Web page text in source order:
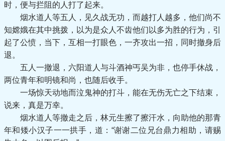
时，便与拦阻的人打了起来。
烟水道人等五人，见久战无功，而越打人越多，他们尚不
知嫦娥在其中挑拨，以为是众人不齿他们以多为胜的行为，引
起了公愤，当下，互相一打眼色，一齐攻出一招，同时撤身后
退。
五人一撤退，六阳道人与斗酒神丐吴为非，也停手休战，
两位青年和明镜和尚，也随后收手。
一场惊天动地而泣鬼神的打斗，能在无伤无亡之下结束，
说来，真是万幸。
烟水道人等撤走之后，林元生擦了擦汗水，向助他的那青
年和矮小汉子一一拱手，道：“谢谢二位兄台鼎力相助，请赐